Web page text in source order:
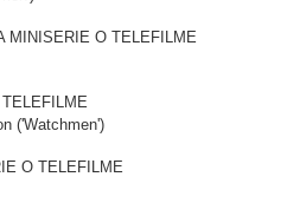
MINISERIE O TELEFILME
('Watchmen')
O TELEFILME